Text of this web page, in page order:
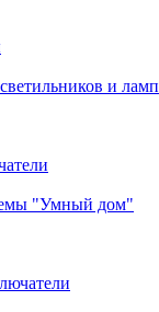
и ламп
"Умный дом"